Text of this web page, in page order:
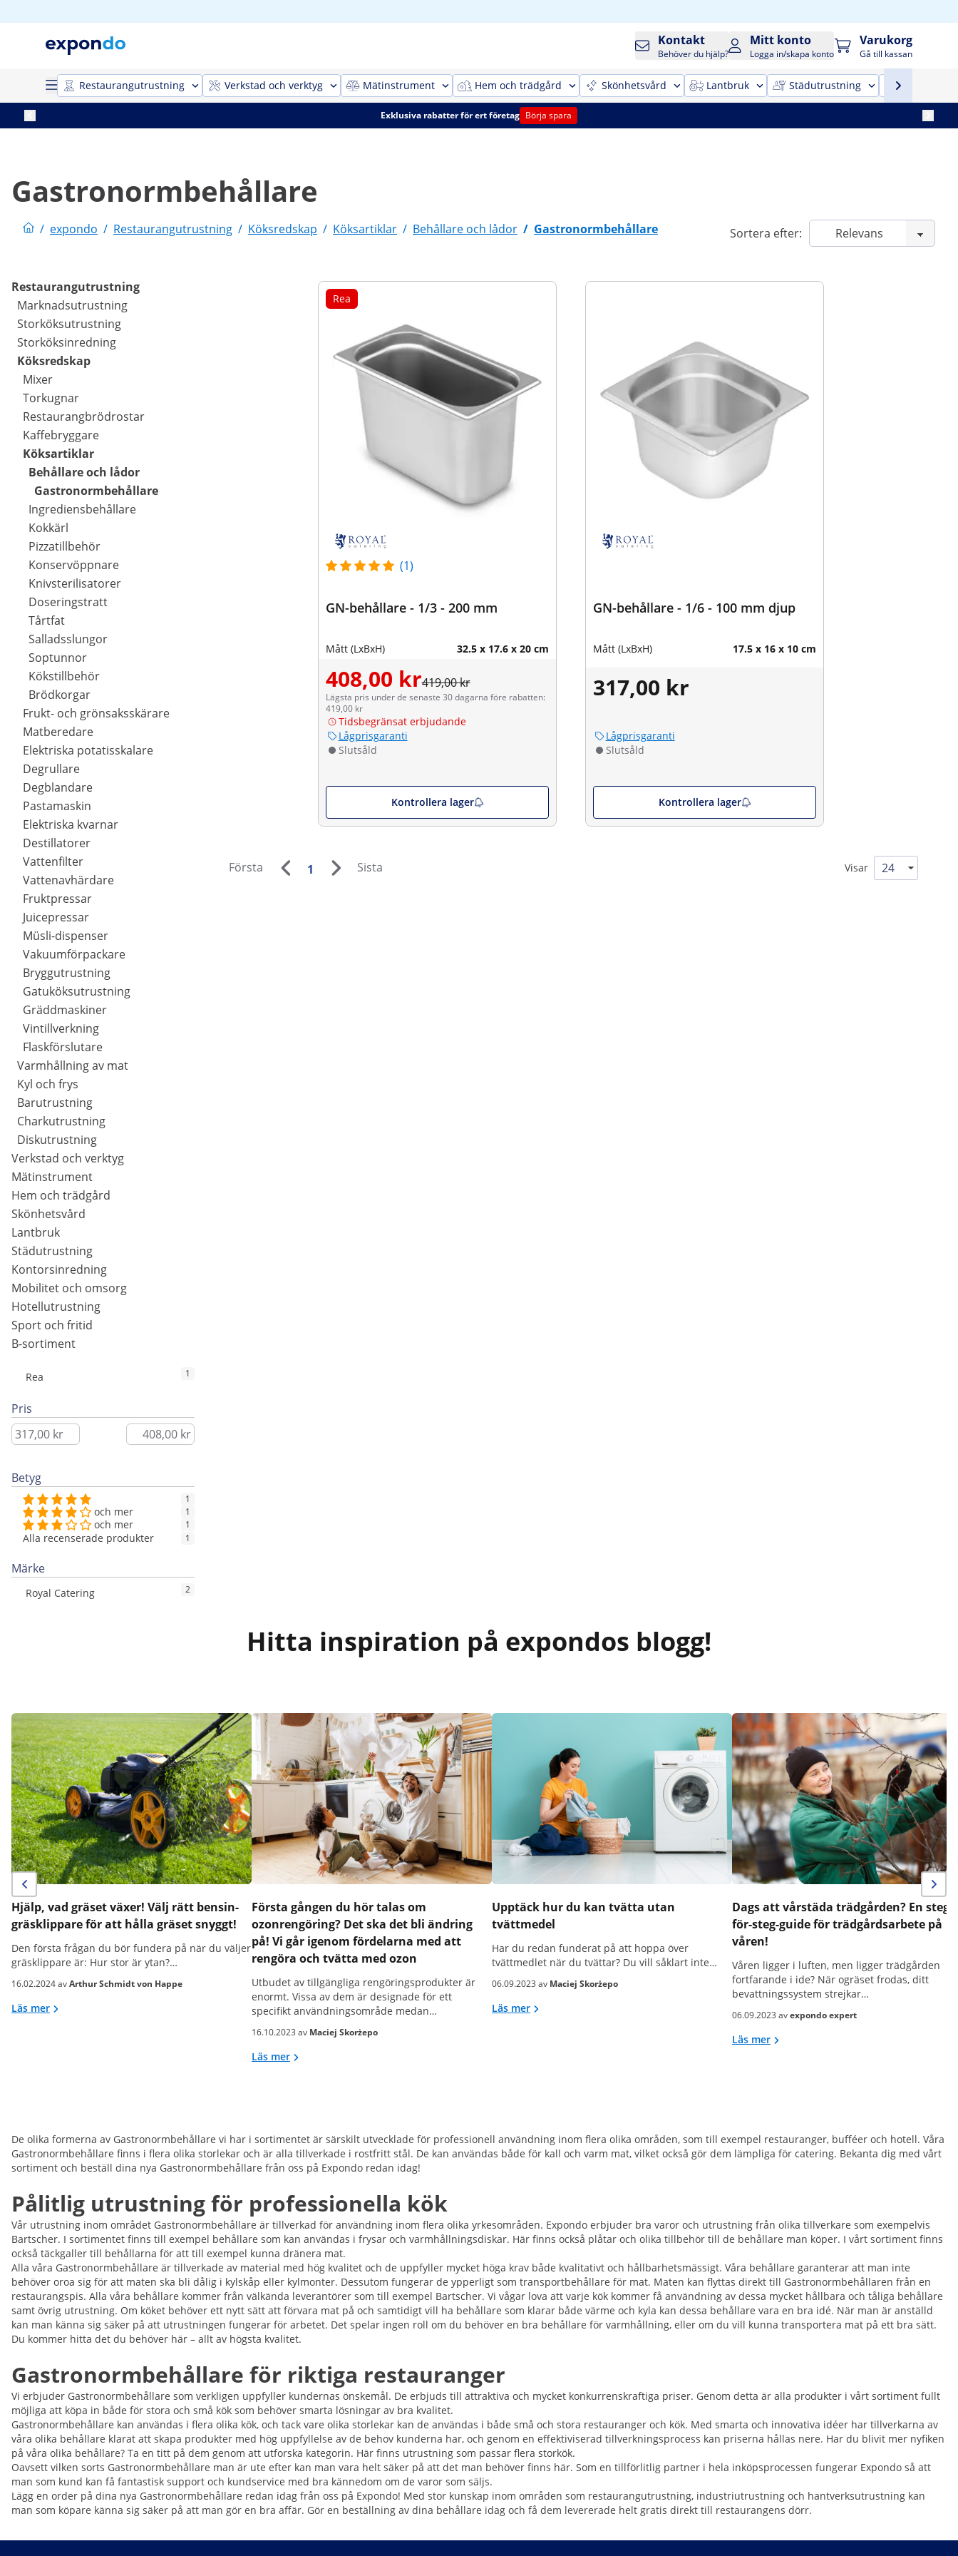
Kontakt
Behöver du hjälp?
Mitt konto
Logga in/skapa konto
Varukorg
Gå till kassan
Restaurangutrustning Verkstad och verktyg Mätinstrument Hem och trädgård Skönhetsvård Lantbruk Städutrustning
Exklusiva rabatter för ert företag Börja spara
Gastronormbehållare
/ expondo / Restaurangutrustning / Köksredskap / Köksartiklar / Behållare och lådor / Gastronormbehållare Sortera efter:
Restaurangutrustning
Marknadsutrustning
Storköksutrustning
Storköksinredning
Köksredskap
Mixer
Torkugnar
Restaurangbrödrostar
Kaffebryggare
Köksartiklar
Behållare och lådor
Gastronormbehållare
Ingrediensbehållare
Kokkärl
Pizzatillbehör
Konservöppnare
Knivsterilisatorer
Doseringstratt
Tårtfat
Salladsslungor
Soptunnor
Kökstillbehör
Brödkorgar
Frukt- och grönsaksskärare
Matberedare
Elektriska potatisskalare
Degrullare
Degblandare
Pastamaskin
Elektriska kvarnar
Destillatorer
Vattenfilter
Vattenavhärdare
Fruktpressar
Juicepressar
Müsli-dispenser
Vakuumförpackare
Bryggutrustning
Gatuköksutrustning
Gräddmaskiner
Vintillverkning
Flaskförslutare
Varmhållning av mat
Kyl och frys
Barutrustning
Charkutrustning
Diskutrustning
Verkstad och verktyg
Mätinstrument
Hem och trädgård
Skönhetsvård
Lantbruk
Städutrustning
Kontorsinredning
Mobilitet och omsorg
Hotellutrustning
Sport och fritid
B-sortiment
Rea 1
Pris
Betyg
1
och mer 1
och mer 1
Alla recenserade produkter 1
Märke
Royal Catering 2
Rea
(1)
GN-behållare - 1/3 - 200 mm
Mått (LxBxH) 32.5 x 17.6 x 20 cm
408,00 kr419,00 kr
Lägsta pris under de senaste 30 dagarna före rabatten:
419,00 kr
Tidsbegränsat erbjudande
Lågprisgaranti
Slutsåld
Kontrollera lager
GN-behållare - 1/6 - 100 mm djup
Mått (LxBxH) 17.5 x 16 x 10 cm
317,00 kr
Lågprisgaranti
Slutsåld
Kontrollera lager
Första 1 Sista Visar
Hitta inspiration på expondos blogg!
Hjälp, vad gräset växer! Välj rätt bensin-
gräsklippare för att hålla gräset snyggt!
Den första frågan du bör fundera på när du väljer
gräsklippare är: Hur stor är ytan?…
16.02.2024 avArthur Schmidt von Happe
Läs mer
Första gången du hör talas om
ozonrengöring? Det ska det bli ändring
på! Vi går igenom fördelarna med att
rengöra och tvätta med ozon
Utbudet av tillgängliga rengöringsprodukter är
enormt. Vissa av dem är designade för ett
specifikt användningsområde medan…
16.10.2023 av Maciej Skorżepo
Läs mer
Upptäck hur du kan tvätta utan
tvättmedel
Har du redan funderat på att hoppa över
tvättmedlet när du tvättar? Du vill såklart inte…
06.09.2023 av Maciej Skorżepo
Läs mer
Dags att vårstäda trädgården? En steg-
för-steg-guide för trädgårdsarbete på
våren!
Våren ligger i luften, men ligger trädgården
fortfarande i ide? När ogräset frodas, ditt
bevattningssystem strejkar…
06.09.2023 avexpondo expert
Läs mer
De olika formerna av Gastronormbehållare vi har i sortimentet är särskilt utvecklade för professionell användning inom flera olika områden, som till exempel restauranger, bufféer och hotell. Våra
Gastronormbehållare finns i flera olika storlekar och är alla tillverkade i rostfritt stål. De kan användas både för kall och varm mat, vilket också gör dem lämpliga för catering. Bekanta dig med vårt
sortiment och beställ dina nya Gastronormbehållare från oss på Expondo redan idag!
Pålitlig utrustning för professionella kök
Vår utrustning inom området Gastronormbehållare är tillverkad för användning inom flera olika yrkesområden. Expondo erbjuder bra varor och utrustning från olika tillverkare som exempelvis
Bartscher. I sortimentet finns till exempel behållare som kan användas i frysar och varmhållningsdiskar. Här finns också plåtar och olika tillbehör till de behållare man köper. I vårt sortiment finns
också täckgaller till behållarna för att till exempel kunna dränera mat.
Alla våra Gastronormbehållare är tillverkade av material med hög kvalitet och de uppfyller mycket höga krav både kvalitativt och hållbarhetsmässigt. Våra behållare garanterar att man inte
behöver oroa sig för att maten ska bli dålig i kylskåp eller kylmonter. Dessutom fungerar de ypperligt som transportbehållare för mat. Maten kan flyttas direkt till Gastronormbehållaren från en
restaurangspis. Alla våra behållare kommer från välkända leverantörer som till exempel Bartscher. Vi vågar lova att varje kök kommer få användning av dessa mycket hållbara och tåliga behållare
samt övrig utrustning. Om köket behöver ett nytt sätt att förvara mat på och samtidigt vill ha behållare som klarar både värme och kyla kan dessa behållare vara en bra idé. När man är anställd
kan man känna sig säker på att utrustningen fungerar för arbetet. Det spelar ingen roll om du behöver en bra behållare för varmhållning, eller om du vill kunna transportera mat på ett bra sätt.
Du kommer hitta det du behöver här – allt av högsta kvalitet.
Gastronormbehållare för riktiga restauranger
Vi erbjuder Gastronormbehållare som verkligen uppfyller kundernas önskemål. De erbjuds till attraktiva och mycket konkurrenskraftiga priser. Genom detta är alla produkter i vårt sortiment fullt
möjliga att köpa in både för stora och små kök som behöver smarta lösningar av bra kvalitet.
Gastronormbehållare kan användas i flera olika kök, och tack vare olika storlekar kan de användas i både små och stora restauranger och kök. Med smarta och innovativa idéer har tillverkarna av
våra olika behållare klarat att skapa produkter med hög uppfyllelse av de behov kunderna har, och genom en effektiviserad tillverkningsprocess kan priserna hållas nere. Har du blivit mer nyfiken
på våra olika behållare? Ta en titt på dem genom att utforska kategorin. Här finns utrustning som passar flera storkök.
Oavsett vilken sorts Gastronormbehållare man är ute efter kan man vara helt säker på att det man behöver finns här. Som en tillförlitlig partner i hela inköpsprocessen fungerar Expondo så att
man som kund kan få fantastisk support och kundservice med bra kännedom om de varor som säljs.
Lägg en order på dina nya Gastronormbehållare redan idag från oss på Expondo! Med stor kunskap inom områden som restaurangutrustning, industriutrustning och hantverksutrustning kan
man som köpare känna sig säker på att man gör en bra affär. Gör en beställning av dina behållare idag och få dem levererade helt gratis direkt till restaurangens dörr.